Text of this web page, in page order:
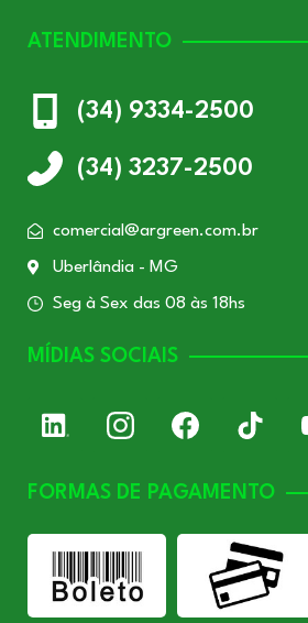
ATENDIMENTO
(34) 9334-2500
(34) 3237-2500
comercial@argreen.com.br
Uberlândia - MG
Seg à Sex das 08 às 18hs
MÍDIAS SOCIAIS
FORMAS DE PAGAMENTO